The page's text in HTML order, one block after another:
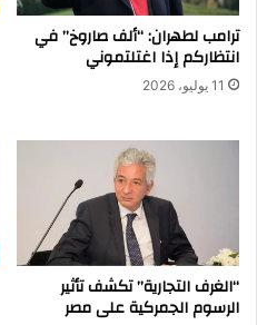
ترامب لطهران: “ألف صاروخ” في
انتظاركم إذا اغتلتموني
11 يوليو، 2026
“الغرف التجارية” تكشف تأثير
الرسوم الجمركية على مصر